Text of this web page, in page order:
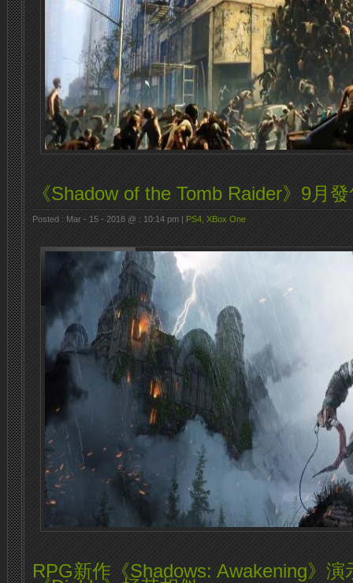
《Shadow of the Tomb Raider》9月
Posted : Mar - 15 - 2018 @ : 10:14 pm | PS4 XBox One
RPG新作《Shadows: Awakening》演